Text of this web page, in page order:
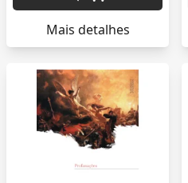
Mais detalhes